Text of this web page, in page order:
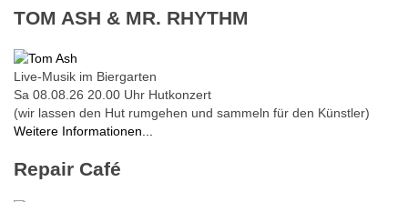
TOM ASH & MR. RHYTHM
Live-Musik im Biergarten
Sa 08.08.26 20.00 Uhr Hutkonzert
(wir lassen den Hut rumgehen und sammeln für den Künstler)
Weitere Informationen...
Repair Café